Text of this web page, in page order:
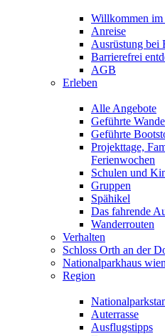
Willkommen
Anreise
Ausrüstung bei
Barrierefrei
AGB
Erleben
Alle Angebote
Geführte
Geführte
Projekttage,
Ferienwochen
Schulen und
Gruppen
Spähikel
Das fahrende
Wanderrouten
Verhalten
Schloss Orth an der
Nationalparkhaus
Region
Auterrasse
Ausflugstipps